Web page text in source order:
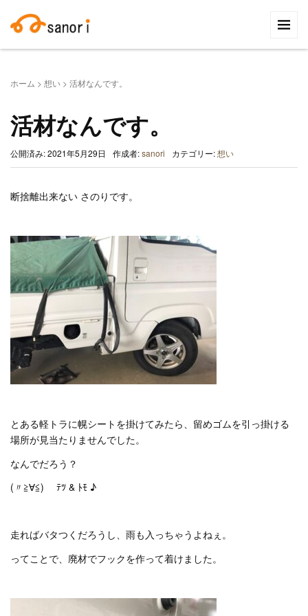
索:
ホーム > 想い > 活材なんです。
活材なんです。
公開済み: 2021年5月29日 作成者:sanori カテゴリー:想い
断捨離出来ない さのりです。
とある軽トラに幌シートを掛けてみたら、留めゴムを引っ掛ける
場所が見当たりませんでした。
なんでだろう？
(〃≧∀≦)ゞ ﾃﾂ & ﾄﾓ ♪
走ればバタつくだろうし、雨も入っちゃうよねぇ。
ってことで、廃材でフックを作って着けました。